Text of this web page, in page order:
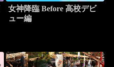
女神降臨 Before 高校デビ
ュー編